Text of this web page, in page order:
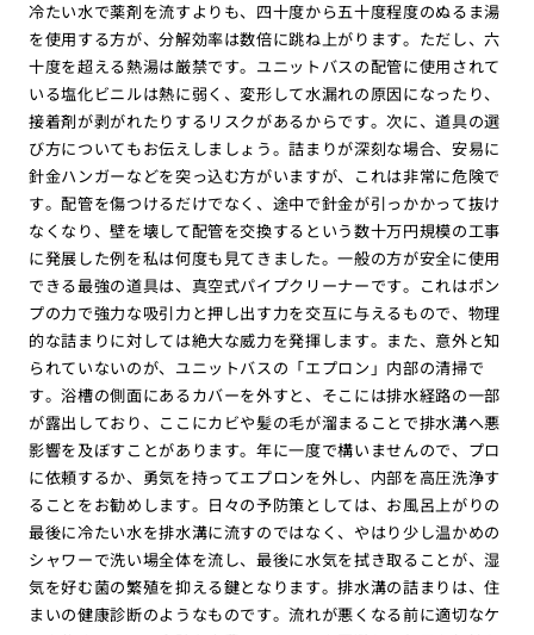
冷たい水で薬剤を流すよりも、四十度から五十度程度のぬるま湯
を使用する方が、分解効率は数倍に跳ね上がります。ただし、六
十度を超える熱湯は厳禁です。ユニットバスの配管に使用されて
いる塩化ビニルは熱に弱く、変形して水漏れの原因になったり、
接着剤が剥がれたりするリスクがあるからです。次に、道具の選
び方についてもお伝えしましょう。詰まりが深刻な場合、安易に
針金ハンガーなどを突っ込む方がいますが、これは非常に危険で
す。配管を傷つけるだけでなく、途中で針金が引っかかって抜け
なくなり、壁を壊して配管を交換するという数十万円規模の工事
に発展した例を私は何度も見てきました。一般の方が安全に使用
できる最強の道具は、真空式パイプクリーナーです。これはポン
プの力で強力な吸引力と押し出す力を交互に与えるもので、物理
的な詰まりに対しては絶大な威力を発揮します。また、意外と知
られていないのが、ユニットバスの「エプロン」内部の清掃で
す。浴槽の側面にあるカバーを外すと、そこには排水経路の一部
が露出しており、ここにカビや髪の毛が溜まることで排水溝へ悪
影響を及ぼすことがあります。年に一度で構いませんので、プロ
に依頼するか、勇気を持ってエプロンを外し、内部を高圧洗浄す
ることをお勧めします。日々の予防策としては、お風呂上がりの
最後に冷たい水を排水溝に流すのではなく、やはり少し温かめの
シャワーで洗い場全体を流し、最後に水気を拭き取ることが、湿
気を好む菌の繁殖を抑える鍵となります。排水溝の詰まりは、住
まいの健康診断のようなものです。流れが悪くなる前に適切なケ